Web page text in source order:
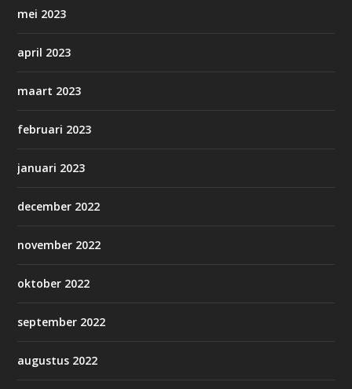
mei 2023
april 2023
maart 2023
februari 2023
januari 2023
december 2022
november 2022
oktober 2022
september 2022
augustus 2022